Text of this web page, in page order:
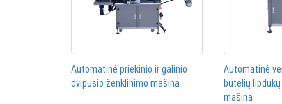
Automatinė priekinio ir galinio
dvipusio ženklinimo mašina
Automatinė
butelių
mašina